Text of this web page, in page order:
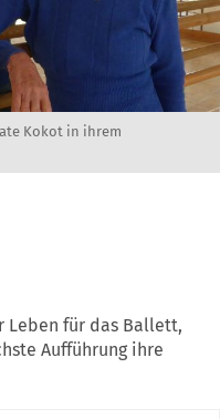
Kokot in ihrem
Leben für das Ballett,
Aufführung ihre